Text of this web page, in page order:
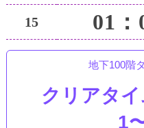
15 01：
地下100階
クリアタ
1